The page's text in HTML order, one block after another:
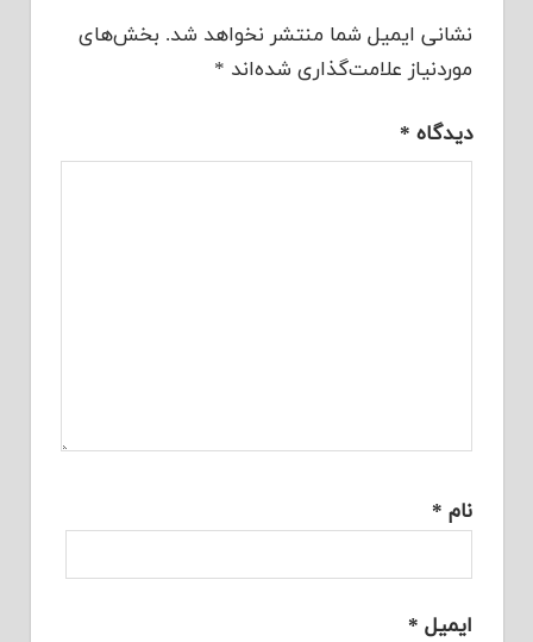
نشانی ایمیل شما منتشر نخواهد شد. بخش‌های
موردنیاز علامت‌گذاری شده‌اند *
دیدگاه *
نام *
ایمیل *